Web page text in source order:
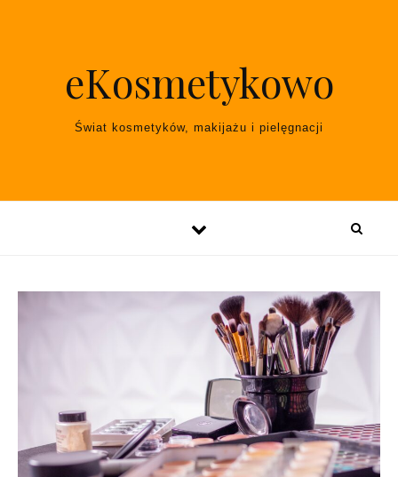
eKosmetykowo
Świat kosmetyków, makijażu i pielęgnacji